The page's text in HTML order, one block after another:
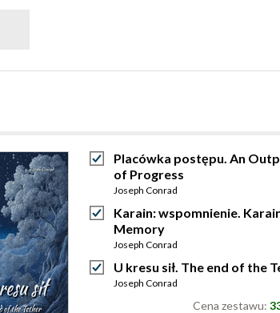
Placówka postępu. An
of Progress
Joseph Conrad
Karain: wspomnienie.
Memory
Joseph Conrad
U kresu sił. The end of the
Joseph Conrad
Cena zestawu: